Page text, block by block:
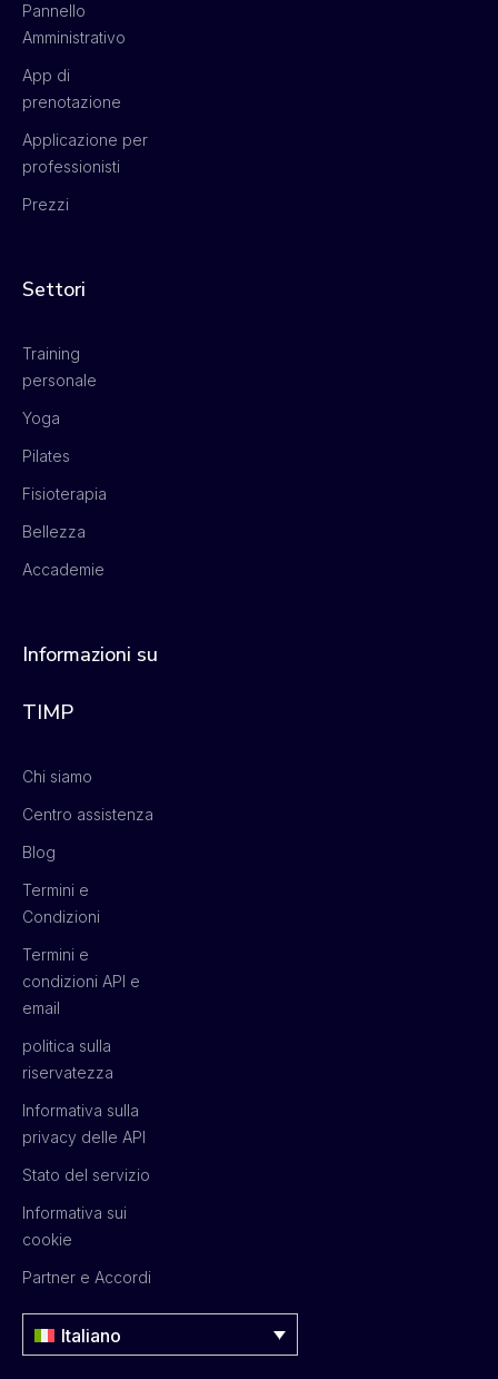
Pannello
Amministrativo
App di
prenotazione
Applicazione per
professionisti
Prezzi
Settori
Training
personale
Yoga
Pilates
Fisioterapia
Bellezza
Accademie
Informazioni su
TIMP
Chi siamo
Centro assistenza
Blog
Termini e
Condizioni
Termini e
condizioni API e
email
politica sulla
riservatezza
Informativa sulla
privacy delle API
Stato del servizio
Informativa sui
cookie
Partner e Accordi
Italiano